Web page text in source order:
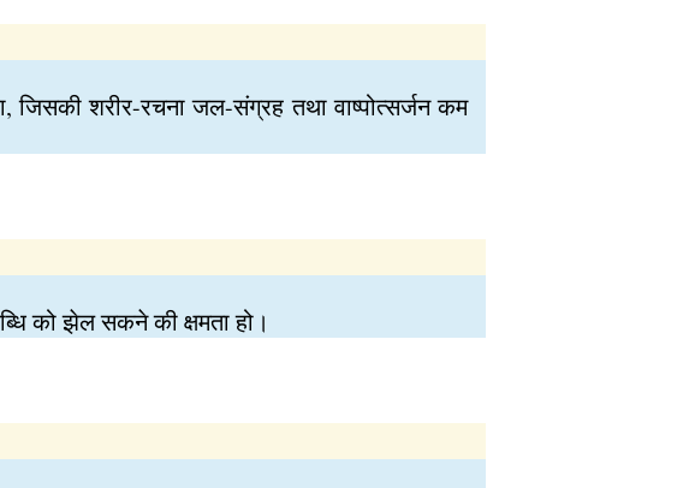
जिसकी शरीर-रचना जल-संग्रह तथा वाष्पोत्सर्जन कम
को झेल सकने की क्षमता हो।